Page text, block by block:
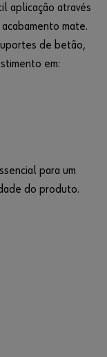
aplicação através
mate.
de betão,
em:
para um
do produto.